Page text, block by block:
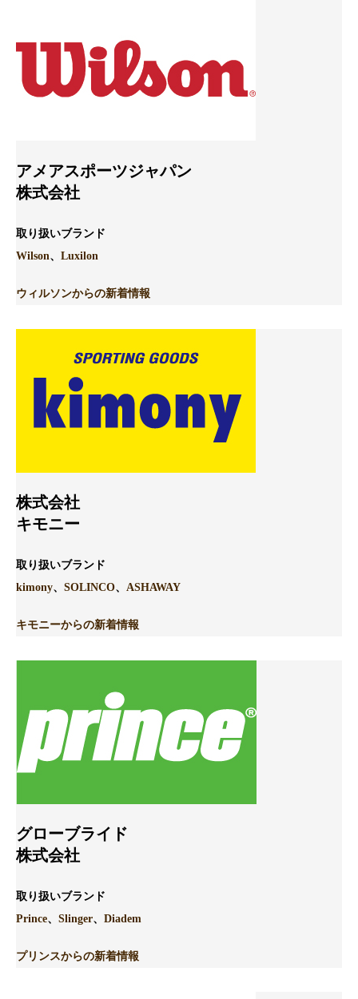
アメアスポーツジャパン
株式会社
取り扱いブランド
Wilson、 Luxilon
ウィルソンからの新着情報
株式会社
キモニー
取り扱いブランド
kimony、 SOLINCO、 ASHAWAY
キモニーからの新着情報
グローブライド
株式会社
取り扱いブランド
Prince、 Slinger、 Diadem
プリンスからの新着情報